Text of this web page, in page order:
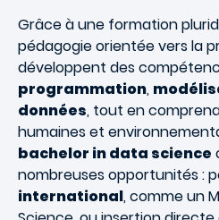
Grâce à une formation
pédagogie orientée vers la
développent des
programmation,
données, tout en
humaines et
bachelor in data science
nombreuses opportunités :
international, comme un